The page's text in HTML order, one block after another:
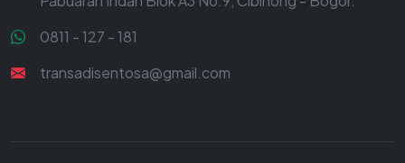
0811 - 127 - 181
transadisentosa@gmail.com